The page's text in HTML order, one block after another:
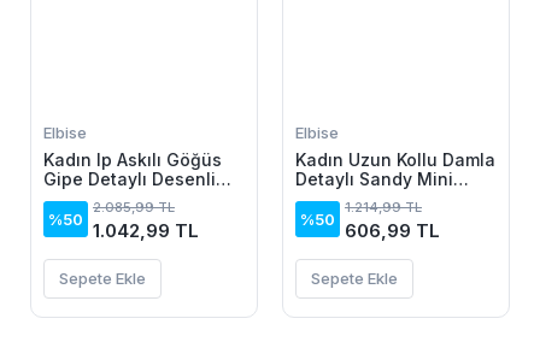
Elbise
Kadın Ip Askılı Göğüs
Gipe Detaylı Desenli
Uzun Süprem Elbise
%50
2.085,99 TL
1.042,99 TL
Sepete Ekle
Elbise
Kadın Uzun Kollu Damla
Detaylı Sandy Mini
Elbise
%50
1.214,99 TL
606,99 TL
Sepete Ekle